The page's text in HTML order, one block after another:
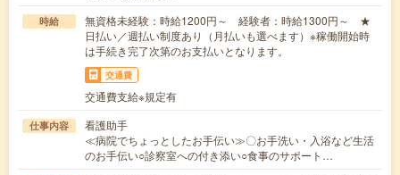
時給
無資格未経験：時給1200円～ 経験者：時給1300円～ ★
日払い／週払い制度あり（月払いも選べます）※稼働開始時
は手続き完了次第のお支払いとなります。
交通費
交通費支給※規定有
仕事内容
看護助手
≪病院でちょっとしたお手伝い≫〇お手洗い・入浴など生活
のお手伝い○診察室への付き添い○食事のサポート…